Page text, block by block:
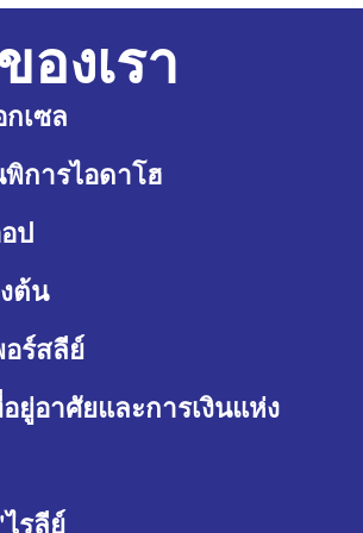
องเรา
กเซล
การไอดาโฮ
ป
ต้น
อร์สลีย์
ยู่อาศัยและการเงินแห่ง
ไรลีย์